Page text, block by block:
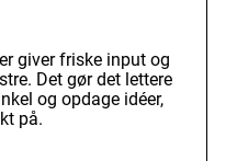
giver friske input og
Det gør det lettere
og opdage idéer,
på.